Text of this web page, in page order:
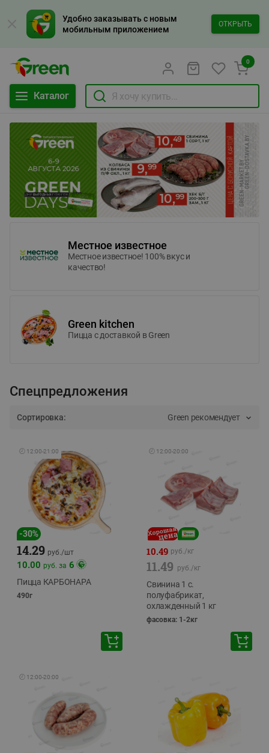
Удобно заказывать с новым
мобильным приложением
ОТКРЫТЬ
Каталог
0
Местное известное
Местное известное! 100% вкус и
качество!
Green kitchen
Пицца c доставкой в Green
Спецпредложения
Сортировка: Green рекомендует
🕘 12:00-21:00
-30%
14.29 руб./шт
10.00 руб. за 6
Пицца КАРБОНАРА
490г
🕘 12:00-20:00
10.49 руб./кг
11.49 руб./кг
Свинина 1 с.
полуфабрикат,
охлажденный 1 кг
фасовка: 1-2кг
🕘 12:00-20:00